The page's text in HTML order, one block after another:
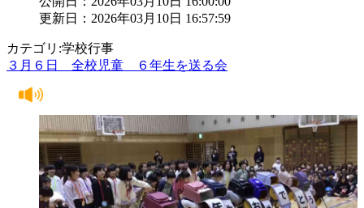
更新日：2026年03月10日 16:57:59
カテゴリ:学校行事
３月６日 全校児童 ６年生を送る会